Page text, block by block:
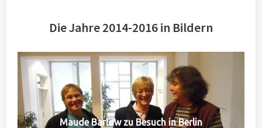
Die Jahre 2014-2016 in Bildern
Maude Barlow zu Besuch in Berlin